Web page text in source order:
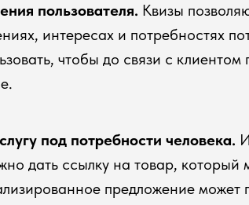
пользователя. Квизы
интересах и потребностях
чтобы до связи с клиентом
под потребности человека.
дать ссылку на товар, который
предложение может